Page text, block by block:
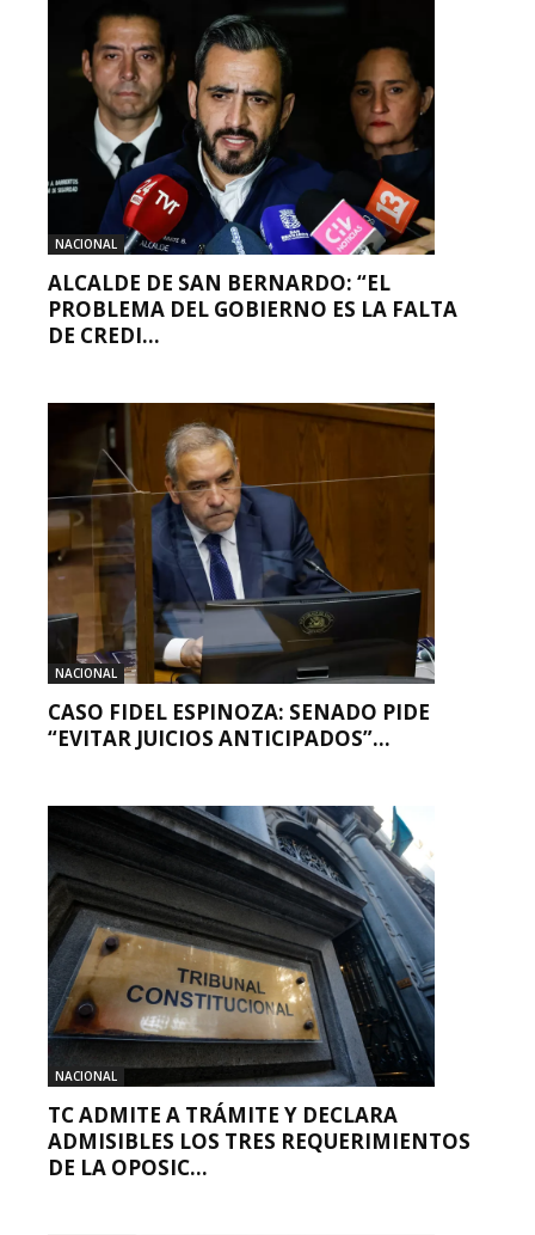
NACIONAL
ALCALDE DE SAN BERNARDO: “EL
PROBLEMA DEL GOBIERNO ES LA FALTA
DE CREDI...
NACIONAL
CASO FIDEL ESPINOZA: SENADO PIDE
“EVITAR JUICIOS ANTICIPADOS”...
NACIONAL
TC ADMITE A TRÁMITE Y DECLARA
ADMISIBLES LOS TRES REQUERIMIENTOS
DE LA OPOSIC...